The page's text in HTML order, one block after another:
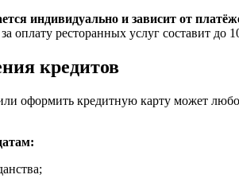
индивидуально и зависит от
оплату ресторанных услуг составит
кредитов
оформить кредитную карту может